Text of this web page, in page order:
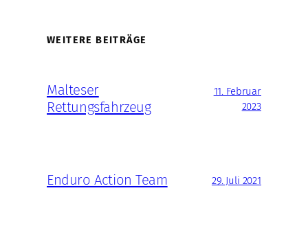
WEITERE BEITRÄGE
Malteser
Rettungsfahrzeug
11. Februar
2023
Enduro Action Team 29. Juli 2021